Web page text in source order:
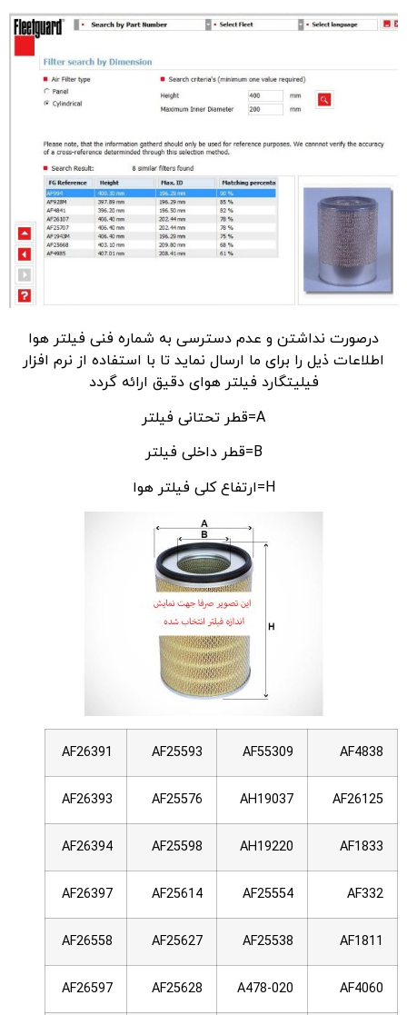
درصورت نداشتن و عدم دسترسی به شماره فنی فیلتر هوا
اطلاعات ذیل را برای ما ارسال نماید تا با استفاده از نرم افزار
فیلیتگارد فیلتر هوای دقیق ارائه گردد
A=قطر تحتانی فیلتر
B=قطر داخلی فیلتر
H=ارتفاع کلی فیلتر هوا
AF4838
AF55309
AF25593
AF26391
AF26125
AH19037
AF25576
AF26393
AF1833
AH19220
AF25598
AF26394
AF332
AF25554
AF25614
AF26397
AF1811
AF25538
AF25627
AF26558
AF4060
A478-020
AF25628
AF26597